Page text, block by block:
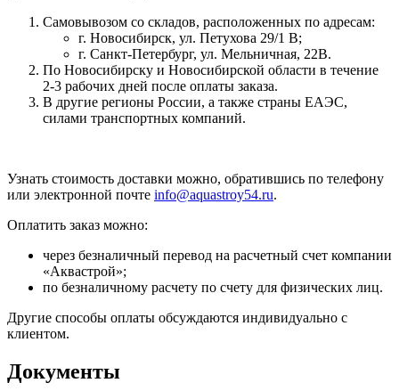
Самовывозом со складов, расположенных по адресам:
г. Новосибирск, ул. Петухова 29/1 В;
г. Санкт-Петербург, ул. Мельничная, 22В.
По Новосибирску и Новосибирской области в течение
2-3 рабочих дней после оплаты заказа.
В другие регионы России, а также страны ЕАЭС,
силами транспортных компаний.
Узнать стоимость доставки можно, обратившись по телефону
или электронной почте info@aquastroy54.ru.
Оплатить заказ можно:
через безналичный перевод на расчетный счет компании
«Аквастрой»;
по безналичному расчету по счету для физических лиц.
Другие способы оплаты обсуждаются индивидуально с
клиентом.
Документы